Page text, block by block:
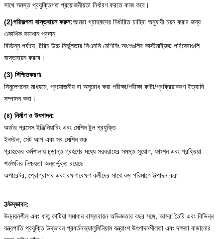
সাথে সমস্ত প্রযুক্তিগত প্রয়োজনীয়তা নির্ধারণ করতে কাজ করে।
(2)পরিকল্পনা বাস্তবায়ন করুন:আমরা গ্রাহকদের নির্ধারিত চাহিদা অনুযায়ী চয়ন করার জন্য
একাধিক সমাধান প্রদান
বিভিন্ন পর্যায়ে, টরিচ উচ্চ নির্ভুলতার সিএনসি মেশিনিং অংশগুলির কাস্টমাইজড পরিষেবাগুলি
বাস্তবায়ন করবে।
(3) নিশ্চিতকরণঃ
সিমুলেশনের মাধ্যমে, প্রয়োজনীয় বা অনুরোধ করা পরীক্ষা/পরীক্ষা কাটা/প্রক্রিয়াকরণ ইত্যাদি
সম্পাদন করা।
(৪) নির্মাণ ও উৎপাদন:
অর্ডার প্রসেস ইঞ্জিনিয়ারিং এবং মেশিন টুল প্রযুক্তি
ইনস্টল, সেট আপ এবং সব মেশিন শুরু
গ্রাহকের কর্মশালায় চূড়ান্ত গ্রহণের মধ্যে সরবরাহের সমস্ত সুযোগ, ফাংশন এবং প্রক্রিয়া
শর্তগুলির নিশ্চয়তা অন্তর্ভুক্ত রয়েছে
অপারেটর, প্রোগ্রামার এবং রক্ষণাবেক্ষণ কর্মীদের সাথে বড় পরিমাণে উত্পাদন করা
3উদ্ভাবন:
উন্নয়নশীল এবং ধাতু কাটিয়া সমাধান বাস্তবায়ন অভিজ্ঞতার বছর সঙ্গে, আমরা তৈরি এবং বিভিন্ন
যন্ত্রপাতি প্রযুক্তি উদ্ভাবন প্রবর্তনঅ্যালুমিনিয়াম যন্ত্রাংশ উৎপাদনশীলতা এবং দক্ষতা বাড়ানোর